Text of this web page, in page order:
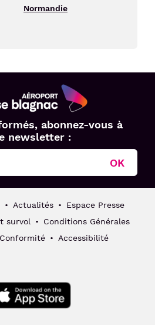
Normandie
abonnez-vous à
newsletter :
OK
Actualités
Espace Presse
survol
Conditions Générales
Conformité
Accessibilité